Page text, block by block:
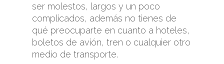
ser molestos, largos y un poco
complicados, además no tienes de
qué preocuparte en cuanto a hoteles,
boletos de avión, tren o cualquier otro
medio de transporte.